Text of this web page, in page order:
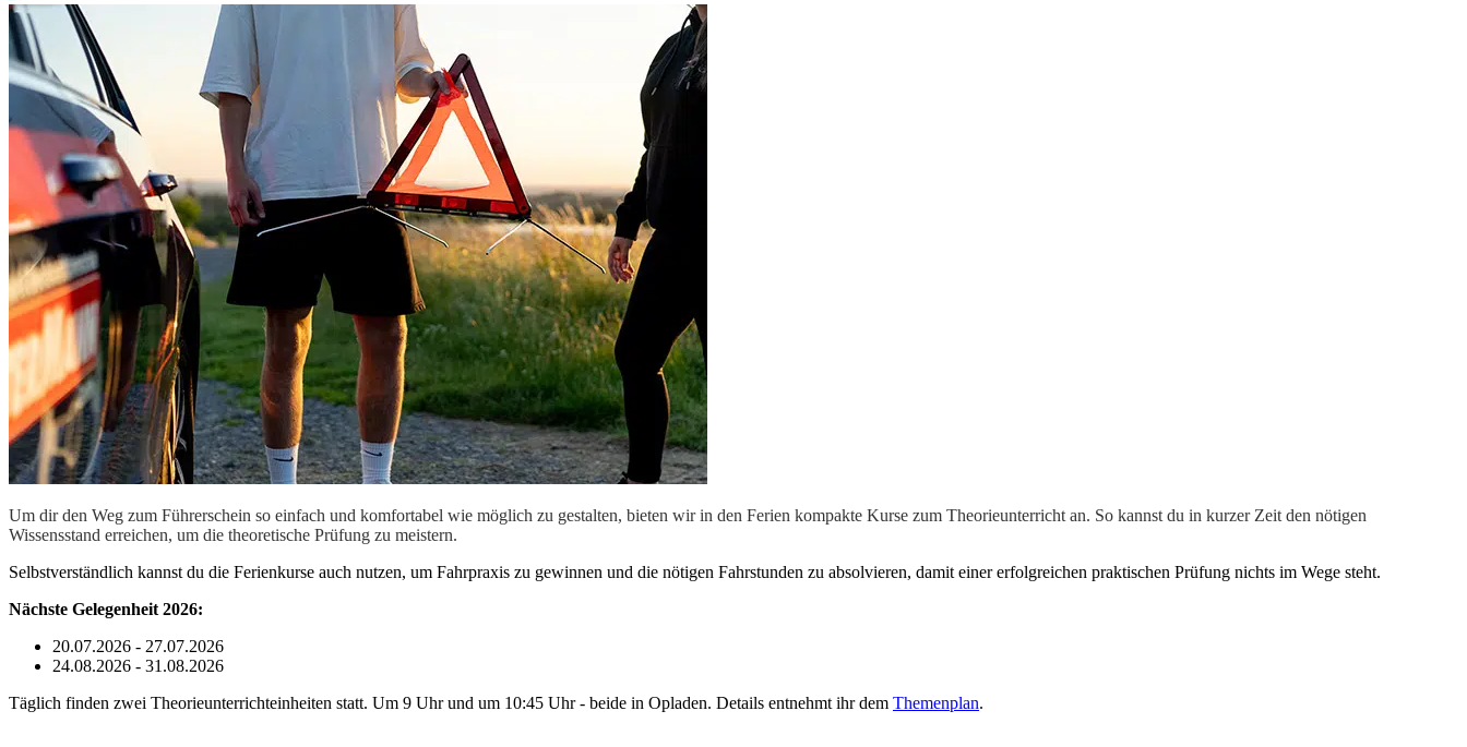
Um dir den Weg zum Führerschein so einfach und komfortabel wie möglich zu gestalten, bieten wir in den Ferien kompakte Kurse zum Theorieunterricht an. So kannst du in kurzer Zeit den nötigen
Wissensstand erreichen, um die theoretische Prüfung zu meistern.
Selbstverständlich kannst du die Ferienkurse auch nutzen, um Fahrpraxis zu gewinnen und die nötigen Fahrstunden zu absolvieren, damit einer erfolgreichen praktischen Prüfung nichts im Wege steht.
Nächste Gelegenheit 2026:
20.07.2026 - 27.07.2026
24.08.2026 - 31.08.2026
Täglich finden zwei Theorieunterrichteinheiten statt. Um 9 Uhr und um 10:45 Uhr - beide in Opladen. Details entnehmt ihr dem Themenplan.